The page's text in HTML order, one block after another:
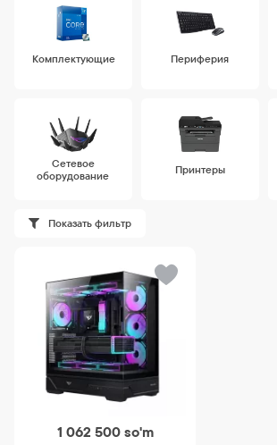
Комплектующие Периферия
Сетевое
оборудование
Принтеры
Показать фильтр
1 062 500 so'm